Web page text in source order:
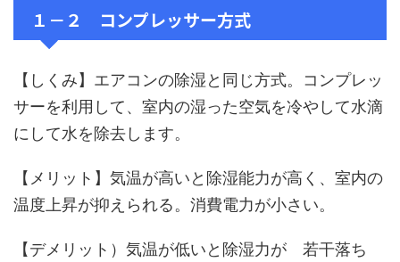
１－２ コンプレッサー方式
【しくみ】エアコンの除湿と同じ方式。コンプレッ
サーを利用して、室内の湿った空気を冷やして水滴
にして水を除去します。
【メリット】気温が高いと除湿能力が高く、室内の
温度上昇が抑えられる。消費電力が小さい。
【デメリット）気温が低いと除湿力が 若干落ち